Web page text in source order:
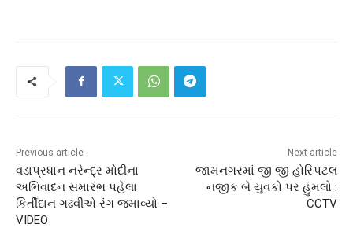
Previous article
વડાપ્રધાન નરેન્દ્ર મોદીના
અભિવાદન સમારંભ પહેલા
કિર્તીદાન ગઢવીએ રંગ જમાવ્યો –
VIDEO
Next article
જામનગરમાં જી જી હોસ્પિટલ
નજીક બે યુવકો પર હુંમલો :
CCTV